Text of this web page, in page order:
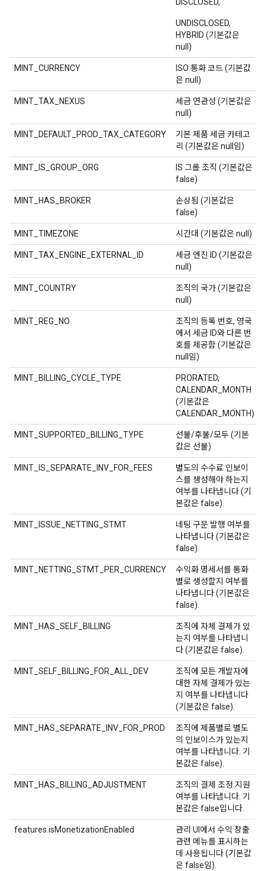
DISCLOSED,
UNDISCLOSED,
HYBRID (기본값은
null)
MINT_CURRENCY
ISO 통화 코드 (기본값
은 null)
MINT_TAX_NEXUS
세금 연관성 (기본값은
null)
MINT_DEFAULT_PROD_TAX_CATEGORY
기본 제품 세금 카테고
리 (기본값은 null임)
MINT_IS_GROUP_ORG
IS 그룹 조직 (기본값은
false)
MINT_HAS_BROKER
손상됨 (기본값은
false)
MINT_TIMEZONE 시간대 (기본값은 null)
MINT_TAX_ENGINE_EXTERNAL_ID
세금 엔진 ID (기본값은
null)
MINT_COUNTRY
조직의 국가 (기본값은
null)
MINT_REG_NO
조직의 등록 번호, 영국
에서 세금 ID와 다른 번
호를 제공함 (기본값은
null임)
MINT_BILLING_CYCLE_TYPE
PRORATED,
CALENDAR_MONTH
(기본값은
CALENDAR_MONTH)
MINT_SUPPORTED_BILLING_TYPE
선불/후불/모두 (기본
값은 선불)
MINT_IS_SEPARATE_INV_FOR_FEES
별도의 수수료 인보이
스를 생성해야 하는지
여부를 나타냅니다 (기
본값은 false).
MINT_ISSUE_NETTING_STMT
네팅 구문 발행 여부를
나타냅니다 (기본값은
false).
MINT_NETTING_STMT_PER_CURRENCY
수익화 명세서를 통화
별로 생성할지 여부를
나타냅니다 (기본값은
false).
MINT_HAS_SELF_BILLING
조직에 자체 결제가 있
는지 여부를 나타냅니
다 (기본값은 false).
MINT_SELF_BILLING_FOR_ALL_DEV
조직에 모든 개발자에
대한 자체 결제가 있는
지 여부를 나타냅니다
(기본값은 false).
MINT_HAS_SEPARATE_INV_FOR_PROD
조직에 제품별로 별도
의 인보이스가 있는지
여부를 나타냅니다. 기
본값은 false).
MINT_HAS_BILLING_ADJUSTMENT
조직의 결제 조정 지원
여부를 나타냅니다. 기
본값은 false입니다.
features.isMonetizationEnabled
관리 UI에서 수익 창출
관련 메뉴를 표시하는
데 사용됩니다 (기본값
은 false임).